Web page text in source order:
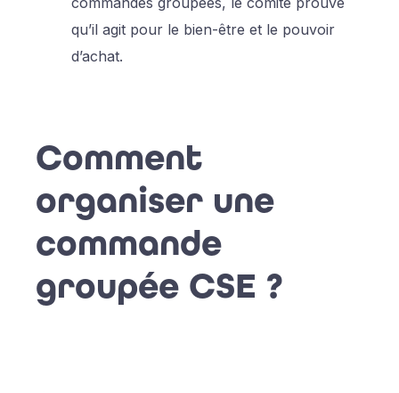
qu’il agit pour le bien-être et le pouvoir
d’achat.
Comment
organiser une
commande
groupée CSE ?